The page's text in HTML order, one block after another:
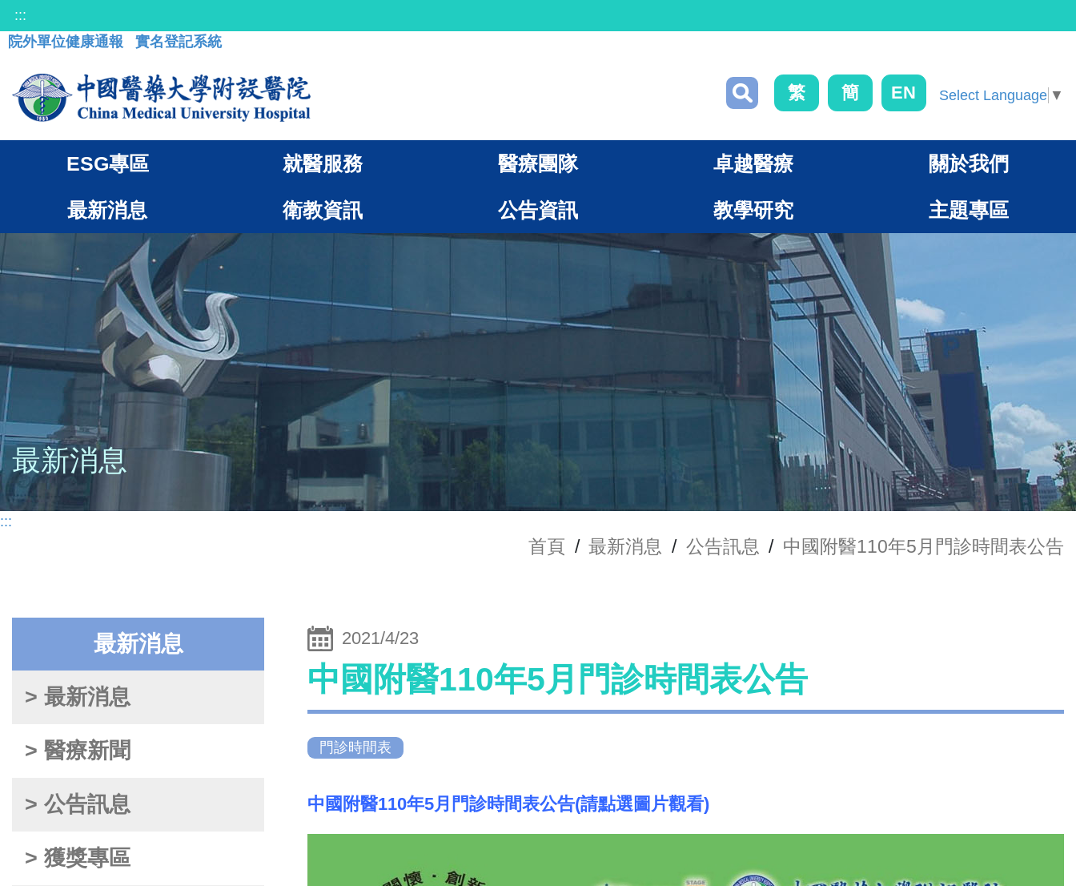
:::
院外單位健康通報
實名登記系統
繁 簡 EN Select Language ▼
ESG專區 就醫服務 醫療團隊 卓越醫療 關於我們
最新消息 衛教資訊 公告資訊 教學研究 主題專區
最新消息
:::
首頁 / 最新消息 / 公告訊息 / 中國附醫110年5月門診時間表公告
最新消息
> 最新消息
> 醫療新聞
> 公告訊息
> 獲獎專區
2021/4/23
中國附醫110年5月門診時間表公告
門診時間表
中國附醫110年5月門診時間表公告(請點選圖片觀看)